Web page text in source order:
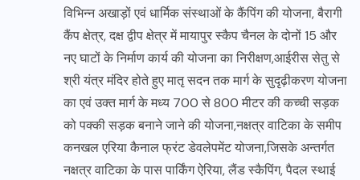
विभिन्न अखाड़ों एवं धार्मिक संस्थाओं के कैंपिंग की योजना, बैरागी
कैंप क्षेत्र, दक्ष द्वीप क्षेत्र में मायापुर स्कैप चैनल के दोनों 15 और
नए घाटों के निर्माण कार्य की योजना का निरीक्षण,आईरीस सेतु से
श्री यंत्र मंदिर होते हुए मातृ सदन तक मार्ग के सुदृढ़ीकरण योजना
का एवं उक्त मार्ग के मध्य 700 से 800 मीटर की कच्ची सड़क
को पक्की सड़क बनाने जाने की योजना,नक्षत्र वाटिका के समीप
कनखल एरिया कैनाल फ्रंट डेवलेपमेंट योजना,जिसके अन्तर्गत
नक्षत्र वाटिका के पास पार्किंग ऐरिया, लैंड स्कैपिंग, पैदल स्थाई